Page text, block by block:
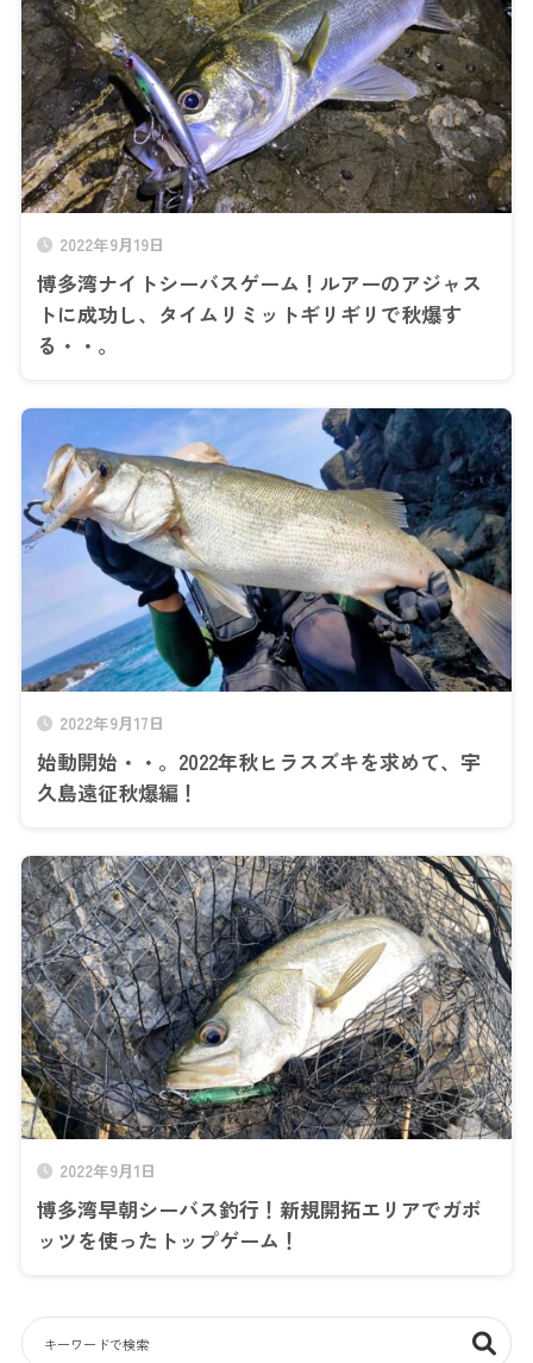
2022年9月19日
博多湾ナイトシーバスゲーム！ルアーのアジャス
トに成功し、タイムリミットギリギリで秋爆す
る・・。
2022年9月17日
始動開始・・。2022年秋ヒラスズキを求めて、宇
久島遠征秋爆編！
2022年9月1日
博多湾早朝シーバス釣行！新規開拓エリアでガボ
ッツを使ったトップゲーム！